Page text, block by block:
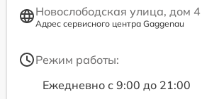
Новослободская улица, дом 4
Адрес сервисного центра Gaggenau
Режим работы:
Ежедневно с 9:00 до 21:00